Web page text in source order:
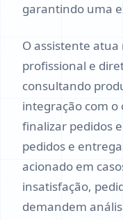
garantindo uma
O assistente
profissional e
consultando
integração com
finalizar pedidos
pedidos e
acionado em
insatisfação,
demandem